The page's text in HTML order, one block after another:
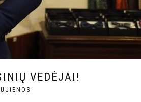
VEDĖJAI!